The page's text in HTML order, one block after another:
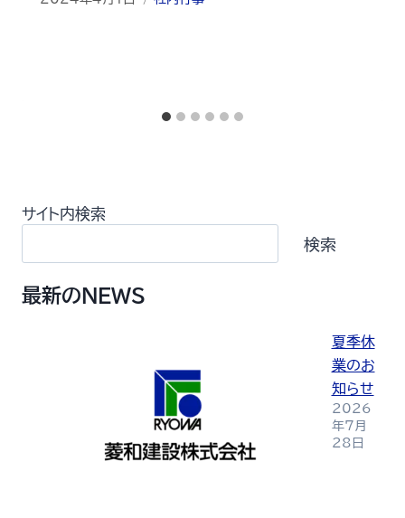
サイト内検索
検索
最新のNEWS
夏季休
業のお
知らせ
2026
年7月
28日